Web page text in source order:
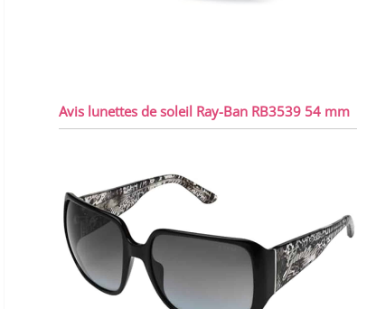
Avis lunettes de soleil Ray-Ban RB3539 54 mm